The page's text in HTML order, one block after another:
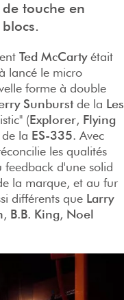
touche en
Ted McCartyétait
lancé le micro
forme à double
Sunburstde la Les
(Explorer, Flying
la ES-335. Avec
les qualités
feedback d'une solid
la marque, et au fur
différents que Larry
, B.B. King, Noel